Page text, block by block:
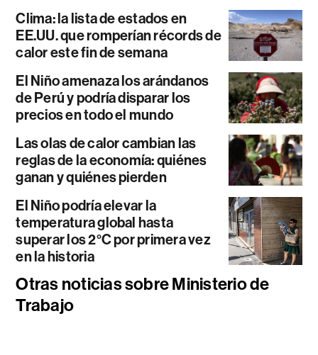
Clima: la lista de estados en
EE.UU. que romperían récords de
calor este fin de semana
El Niño amenaza los arándanos
de Perú y podría disparar los
precios en todo el mundo
Las olas de calor cambian las
reglas de la economía: quiénes
ganan y quiénes pierden
El Niño podría elevar la
temperatura global hasta
superar los 2°C por primera vez
en la historia
Otras noticias sobre Ministerio de
Trabajo